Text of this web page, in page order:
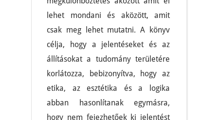
lehet mondani és aközött, amit
csak meg lehet mutatni. A könyv
célja, hogy a jelentéseket és az
állításokat a tudomány területére
korlátozza, bebizonyítva, hogy az
etika, az esztétika és a logika
abban hasonlítanak egymásra,
hogy nem fejezhetőek ki jelentést